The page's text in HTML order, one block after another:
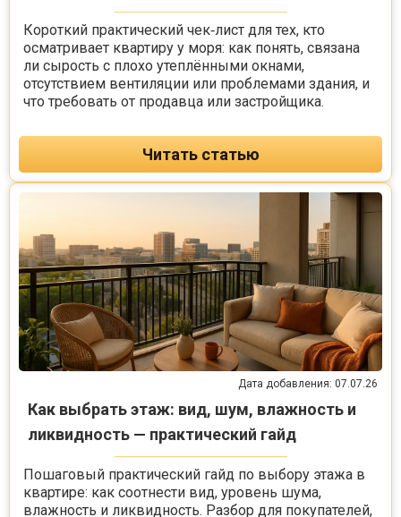
Короткий практический чек‑лист для тех, кто
осматривает квартиру у моря: как понять, связана
ли сырость с плохо утеплёнными окнами,
отсутствием вентиляции или проблемами здания, и
что требовать от продавца или застройщика.
Читать статью
Дата добавления: 07.07.26
Как выбрать этаж: вид, шум, влажность и
ликвидность — практический гайд
Пошаговый практический гайд по выбору этажа в
квартире: как соотнести вид, уровень шума,
влажность и ликвидность. Разбор для покупателей,